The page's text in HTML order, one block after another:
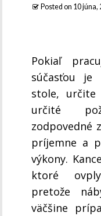
Posted on 10 júna,
Pokiaľ
súčasťou je
stole,
určité
zodpovedné
príjemne a
výkony.
ktoré
pretože
väčšine